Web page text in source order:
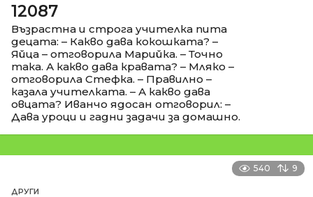
12087
Възрастна и строга учителка пита
децата: – Какво дава кокошката? –
Яйца – отговорила Марийка. – Точно
така. А какво дава кравата? – Мляко –
отговорила Стефка. – Правилно –
казала учителката. – А какво дава
овцата? Иванчо ядосан отговорил: –
Дава уроци и гадни задачи за домашно.
540 9
ДРУГИ